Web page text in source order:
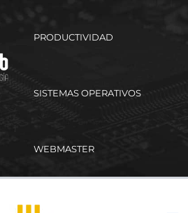
PRODUCTIVIDAD
SISTEMAS OPERATIVOS
WEBMASTER